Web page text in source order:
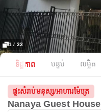
1 / 33
ទិដ្ឋភាព បន្ទប់ លម្អិត
ផ្ទះសំរាប់មនុស្ស/អាហារម៉ែត្រេ
Nanaya Guest House